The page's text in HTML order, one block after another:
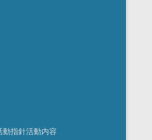
動指針活動内容